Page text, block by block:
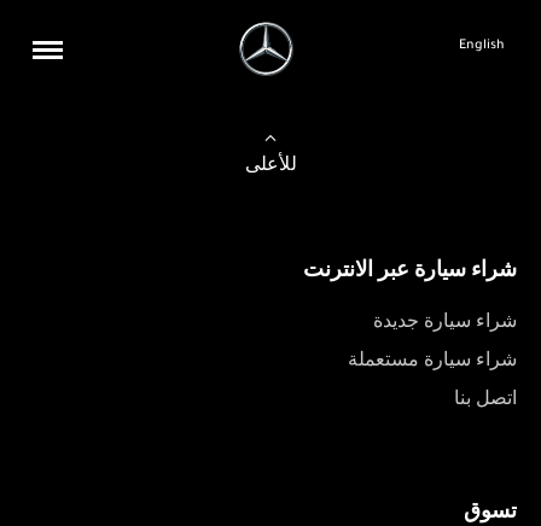
English
للأعلى
شراء سيارة عبر الانترنت
شراء سيارة جديدة
شراء سيارة مستعملة
اتصل بنا
تسوق